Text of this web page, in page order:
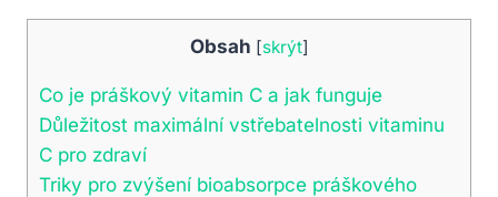
Obsah [skrýt]
Co je​ práškový vitamin C a jak funguje
Důležitost maximální vstřebatelnosti vitaminu
C pro zdraví
Triky pro zvýšení bioabsorpce⁢ práškového